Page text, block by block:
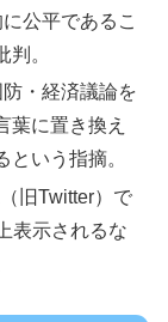
公平であるこ
。
・経済議論を
葉に置き換え
いう指摘。
旧Twitter）で
表示されるな